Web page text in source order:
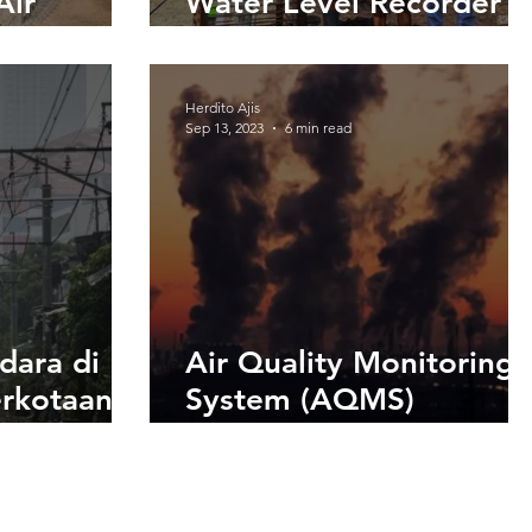
Selatan
di
Air Quality Monitoring
System (AQMS)
Herdito Ajis
Sep 13, 2023
6 min read